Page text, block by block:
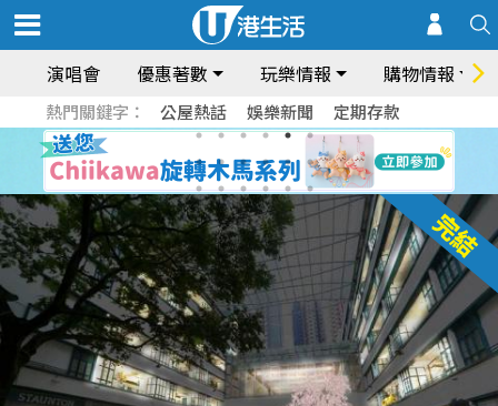
演唱會 優惠著數 玩樂情報 購物情報
熱門關鍵字： 公屋熱話 娛樂新聞 定期存款